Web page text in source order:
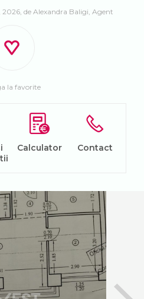
de Alexandra Baligi, Agent
la favorite
Calculator Contact